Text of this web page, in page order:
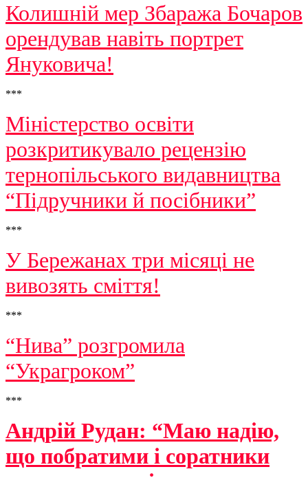
Колишній мер Збаража Бочаров
орендував навіть портрет
Януковича!
***
Міністерство освіти
розкритикувало рецензію
тернопільського видавництва
“Підручники й посібники”
***
У Бережанах три місяці не
вивозять сміття!
***
“Нива” розгромила
“Украгроком”
***
Андрій Рудан: “Маю надію,
що побратими і соратники